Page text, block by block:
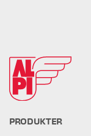
PRODUKTER